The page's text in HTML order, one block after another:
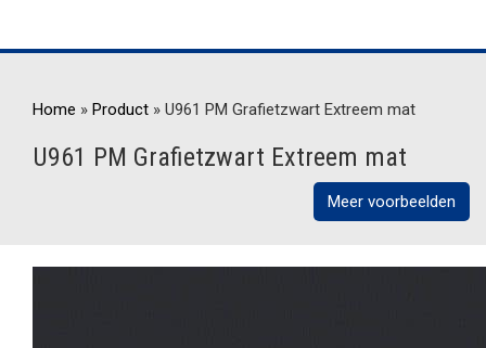
Home » Product » U961 PM Grafietzwart Extreem mat
U961 PM Grafietzwart Extreem mat
Meer voorbeelden